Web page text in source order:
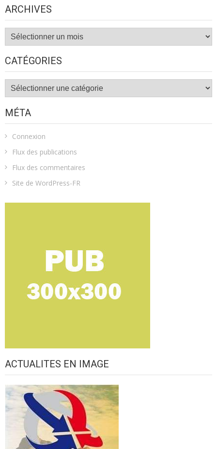
ARCHIVES
Archives
CATÉGORIES
Catégories
MÉTA
Connexion
Flux des publications
Flux des commentaires
Site de WordPress-FR
ACTUALITES EN IMAGE